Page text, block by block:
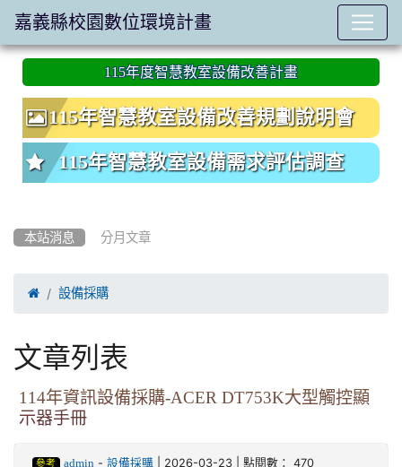
:::
115年度智慧教室設備改善計畫
115年智慧教室設備改善規劃說明會
115年智慧教室設備需求評估調查
本站消息 分月文章
 設備採購
文章列表
114年資訊設備採購-ACER DT753K大型觸控顯
示器手冊
參考 admin- 設備採購| 2026-03-23 | 點閱數： 470
嘉義縣校園數位環境計畫